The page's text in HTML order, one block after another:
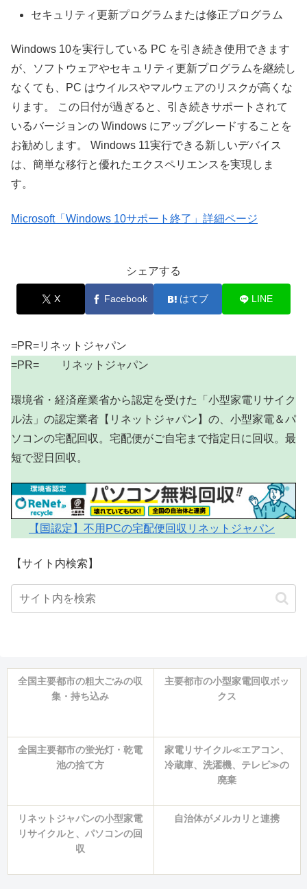
セキュリティ更新プログラムまたは修正プログラム
Windows 10を実行している PC を引き続き使用できます
が、ソフトウェアやセキュリティ更新プログラムを継続し
なくても、PC はウイルスやマルウェアのリスクが高くな
ります。 この日付が過ぎると、引き続きサポートされて
いるバージョンの Windows にアップグレードすることを
お勧めします。 Windows 11実行できる新しいデバイス
は、簡単な移行と優れたエクスペリエンスを実現しま
す。
Microsoft「Windows 10サポート終了」詳細ページ
シェアする
X Facebook はてブ LINE
=PR=リネットジャパン
=PR= リネットジャパン
環境省・経済産業省から認定を受けた「小型家電リサイク
ル法」の認定業者【リネットジャパン】の、小型家電＆パ
ソコンの宅配回収。宅配便がご自宅まで指定日に回収。最
短で翌日回収。
【国認定】不用PCの宅配便回収リネットジャパン
【サイト内検索】
全国主要都市の粗大ごみの収
集・持ち込み
主要都市の小型家電回収ボッ
クス
全国主要都市の蛍光灯・乾電
池の捨て方
家電リサイクル≪エアコン、
冷蔵庫、洗濯機、テレビ≫の
廃棄
リネットジャパンの小型家電
リサイクルと、パソコンの回
収
自治体がメルカリと連携